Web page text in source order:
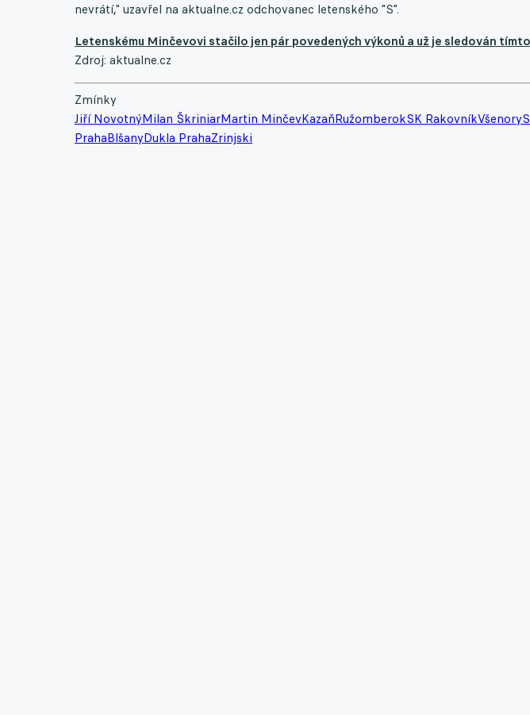
nevrátí," uzavřel na aktualne.cz odchovanec letenského "S".
Letenskému Minčevovi stačilo jen pár povedených výkonů a už je sledován
Zdroj: aktualne.cz
Zmínky
Jiří NovotnýMilan ŠkriniarMartin MinčevKazaňRužomberokSK RakovníkVšenory
PrahaBlšanyDukla PrahaZrinjski